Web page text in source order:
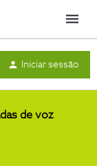
Menu
Iniciar sessão
de voz